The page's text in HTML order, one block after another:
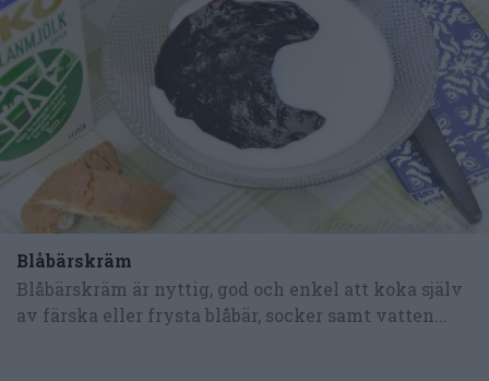
Blåbärskräm
Blåbärskräm är nyttig, god och enkel att koka själv
av färska eller frysta blåbär, socker samt vatten...